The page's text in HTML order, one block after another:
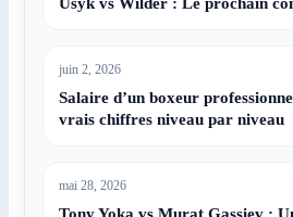
Usyk vs Wilder : Le prochain
juin 2, 2026
Salaire d’un boxeur
vrais chiffres niveau par niveau
mai 28, 2026